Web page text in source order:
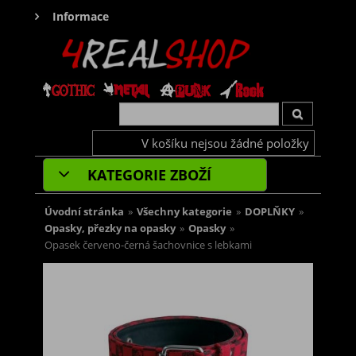
Informace
V košíku nejsou žádné položky
KATEGORIE ZBOŽÍ
Úvodní stránka » Všechny kategorie » DOPLŇKY »
Opasky, přezky na opasky » Opasky »
Opasek červeno-černá šachovnice s lebkami